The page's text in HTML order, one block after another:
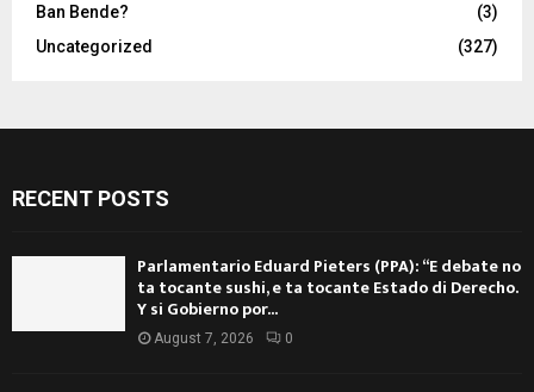
Ban Bende?
(3)
Uncategorized
(327)
RECENT POSTS
Parlamentario Eduard Pieters (PPA): “E debate no
ta tocante sushi, e ta tocante Estado di Derecho.
Y si Gobierno por...
August 7, 2026 0